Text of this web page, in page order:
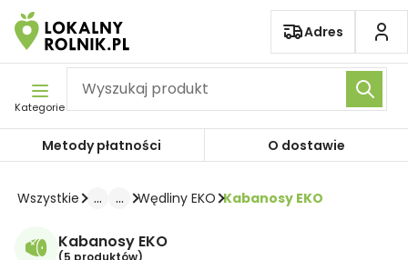
Pomiń nawigację
Adres
Kategorie
Metody płatności O dostawie
Wszystkie ... ... Wędliny EKO Kabanosy EKO
Kabanosy EKO
(5 produktów)